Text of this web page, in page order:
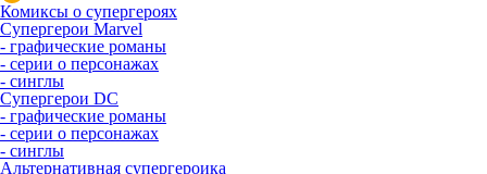
Комиксы о супергероях
Супергерои Marvel
- графические романы
- серии о персонажах
- синглы
Супергерои DC
- графические романы
- серии о персонажах
- синглы
Альтернативная супергероика